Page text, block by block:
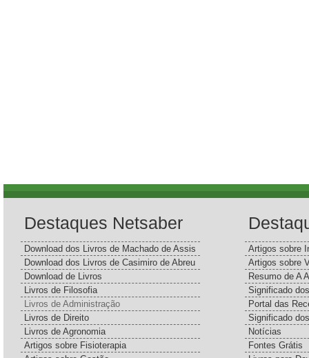
Destaques Netsaber
Download dos Livros de Machado de Assis
Download dos Livros de Casimiro de Abreu
Download de Livros
Livros de Filosofia
Livros de Administração
Livros de Direito
Livros de Agronomia
Artigos sobre Fisioterapia
Artigos sobre
Artigos sobre
Resumo de A
Significado
Portal das
Significado
Notícias
Fontes Grátis